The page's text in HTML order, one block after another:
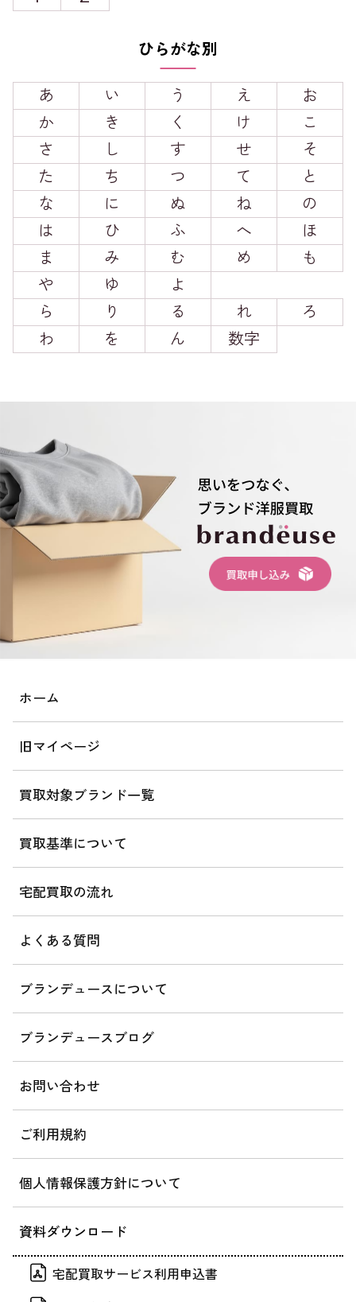
ひらがな別
あ い う え
お
か
き く け
こ
さ
し す せ
そ
た
ち つ て
と
な
に ぬ ね
の
は
ひ ふ へ
ほ
ま
み む め
も
や
ゆ
よ
ら
り る れ
ろ
わ
を ん 数字
ホーム
旧マイページ
買取対象ブランド一覧
買取基準について
宅配買取の流れ
よくある質問
ブランデュースについて
ブランデュースブログ
お問い合わせ
ご利用規約
個人情報保護方針について
資料ダウンロード
宅配買取サービス利用申込書